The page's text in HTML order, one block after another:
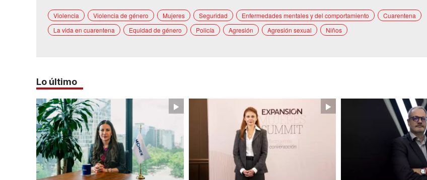
Violencia Violencia de género Mujeres Seguridad Enfermedades mentales y del comportamiento
Cuarentena
La vida en cuarentena
Equidad de género Policía Agresión Agresión sexual Niños
Lo último